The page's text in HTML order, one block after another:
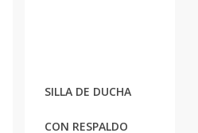
SILLA DE DUCHA
CON RESPALDO